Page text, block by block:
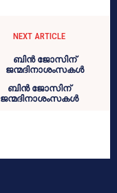
NEXT ARTICLE
ബിൻ ജോസിന്
ജന്മദിനാശംസകൾ